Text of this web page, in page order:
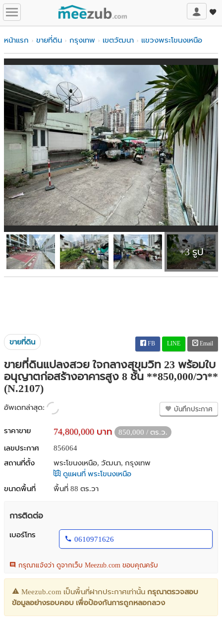
หน้าแรก ขายที่ดิน กรุงเทพ เขตวัฒนา แขวงพระโขนงเหนือ
+3 รูป
ขายที่ดิน FB LINE Email
ขายที่ดินแปลงสวย ใจกลางสุขุมวิท 23 พร้อมใบ
อนุญาตก่อสร้างอาคารสูง 8 ชั้น **850,000/วา**
(N.2107)
อัพเดทล่าสุด: บันทึกประกาศ
ราคาขาย 74,800,000 บาท
850,000 / ตร.ว.
เลขประกาศ
856064
สถานที่ตั้ง
พระโขนงเหนือ, วัฒนา, กรุงเทพ
ดูแผนที่ พระโขนงเหนือ
ขนาดพื้นที่
พื้นที่ 88 ตร.วา
การติดต่อ
เบอร์โทร
0610971626
กรุณาแจ้งว่า ดูจากเว็บ Meezub.com ขอบคุณครับ
Meezub.com เป็นพื้นที่ฝากประกาศเท่านั้น กรุณาตรวจสอบ
ข้อมูลอย่างรอบคอบ เพื่อป้องกันการถูกหลอกลวง